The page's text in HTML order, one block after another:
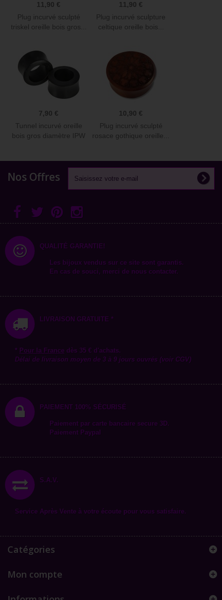
11,90 €
Plug incurvé sculpté
triskel oreille bois gros...
11,90 €
Plug incurvé sculpture
celtique oreille bois...
7,90 €
Tunnel incurvé oreille
bois gros diamètre IPW
10,90 €
Plug incurvé sculpté
rosace gothique oreille...
Nos Offres
QUALITÉ GARANTIE!
Les bijoux vendus sur ce site sont garantis.
En cas de souci, merci de nous contacter.
LIVRAISON GRATUITE *
* Pour la France dès 35 € d'achats.
Délai de livraison moyen de 3 à 9 jours ouvrés (voir CGV)
PAIEMENT 100% SÉCURISÉ
Paiement par carte bancaire secure 3D.
Paiement Paypal
S.A.V.
Service Après Vente à votre écoute pour vous satisfaire.
Catégories
Mon compte